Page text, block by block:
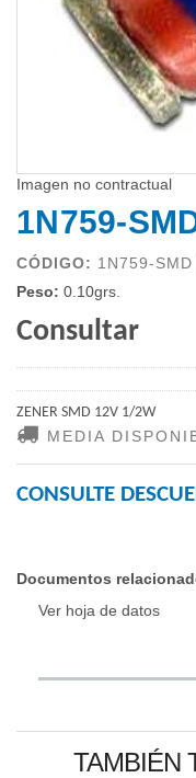
Imagen no contractual
1N759-
CÓDIGO: 1N759-SMD
Peso: 0.10grs.
Consultar
ZENER SMD 12V 1/2W
MEDIA
CONSULTE
Documentos
Ver hoja de datos
TAMBIÉN